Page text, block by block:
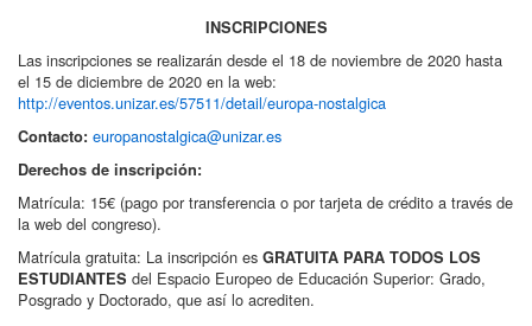
INSCRIPCIONES
Las inscripciones se realizarán desde el 18 de noviembre de 2020 hasta
el 15 de diciembre de 2020 en la web:
http://eventos.unizar.es/57511/detail/europa-nostalgica
Contacto: europanostalgica@unizar.es
Derechos de inscripción:
Matrícula: 15€ (pago por transferencia o por tarjeta de crédito a través de
la web del congreso).
Matrícula gratuita: La inscripción es GRATUITA PARA TODOS LOS
ESTUDIANTES del Espacio Europeo de Educación Superior: Grado,
Posgrado y Doctorado, que así lo acrediten.